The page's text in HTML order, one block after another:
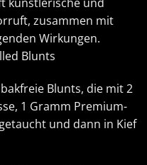
zusammen mit
Wirkungen.
Blunts
Blunts, die mit 2
1 Gramm Premium-
und dann in Kief